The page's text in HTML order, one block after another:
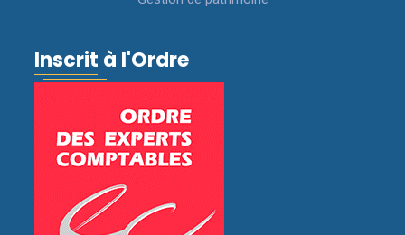
Inscrit à l'Ordre